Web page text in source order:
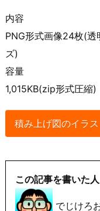
内容
PNG形式画像24枚(
ズ)
容量
1,015KB(zip形式圧縮)
積み上げ図のイラ
この記事を書いた人
でじけろ